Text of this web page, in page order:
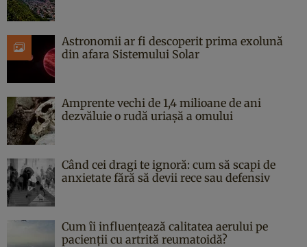
Astronomii ar fi descoperit prima exolună
din afara Sistemului Solar
Amprente vechi de 1,4 milioane de ani
dezvăluie o rudă uriașă a omului
Când cei dragi te ignoră: cum să scapi de
anxietate fără să devii rece sau defensiv
Cum îi influențează calitatea aerului pe
pacienții cu artrită reumatoidă?